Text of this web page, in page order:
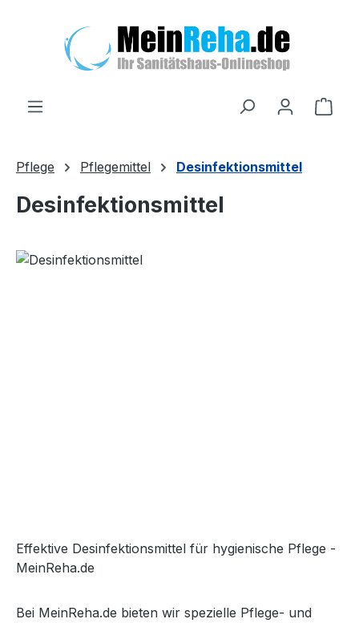
Pflege Pflegemittel Desinfektionsmittel
Desinfektionsmittel
Effektive Desinfektionsmittel für hygienische Pflege -
MeinReha.de
Bei MeinReha.de bieten wir spezielle Pflege- und